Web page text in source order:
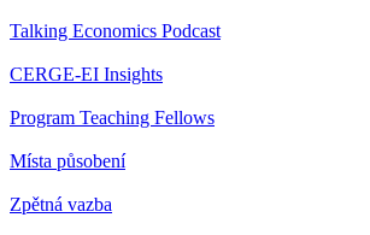
Talking Economics Podcast
CERGE-EI Insights
Program Teaching Fellows
Místa působení
Zpětná vazba